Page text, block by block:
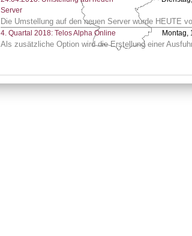
Server
Die Umstellung auf den neuen Server wurde HEUTE
4. Quartal 2018: Telos Alpha Online Montag,
Als zusätzliche Option wird die Erstellung einer